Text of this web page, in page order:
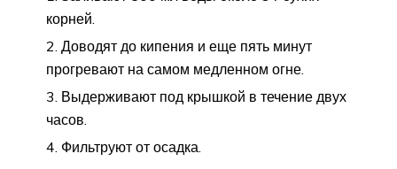
корней.
Доводят до кипения и еще пять минут
прогревают на самом медленном огне.
Выдерживают под крышкой в течение двух
часов.
Фильтруют от осадка.